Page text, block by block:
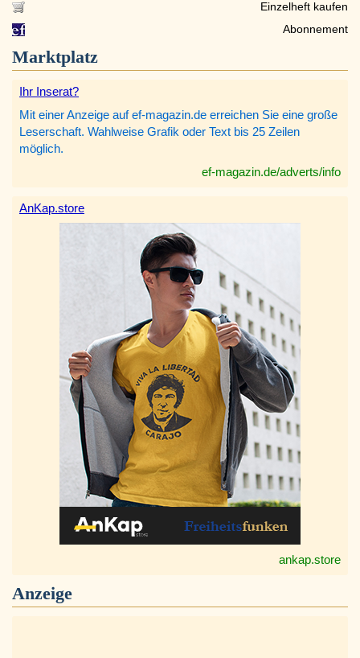
Einzelheft kaufen
Abonnement
Marktplatz
Ihr Inserat?
Mit einer Anzeige auf ef-magazin.de erreichen Sie eine große
Leserschaft. Wahlweise Grafik oder Text bis 25 Zeilen
möglich.
ef-magazin.de/adverts/info
AnKap.store
ankap.store
Anzeige